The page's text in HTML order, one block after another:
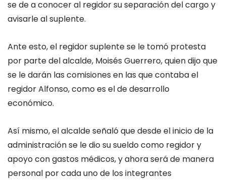
se de a conocer al regidor su separación del cargo y
avisarle al suplente.
Ante esto, el regidor suplente se le tomó protesta
por parte del alcalde, Moisés Guerrero, quien dijo que
se le darán las comisiones en las que contaba el
regidor Alfonso, como es el de desarrollo
económico.
Así mismo, el alcalde señaló que desde el inicio de la
administración se le dio su sueldo como regidor y
apoyo con gastos médicos, y ahora será de manera
personal por cada uno de los integrantes